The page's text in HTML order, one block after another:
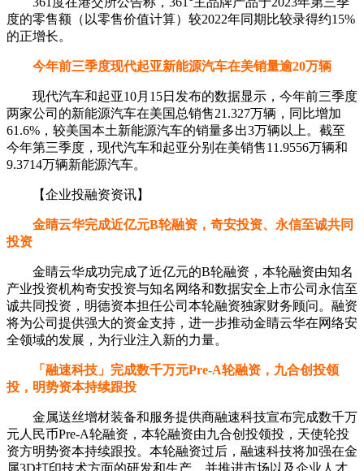
度的零售额（以零售价值计算）较2022年同期比较录得约15%
的正增长。
今年前三季度现代起亚新能源汽车在美销量逾20万辆
现代汽车和起亚10月15日发布的数据显示，今年前三季度
两家公司的新能源汽车在美国总销售21.327万辆，同比增加
61.6%，较美国本土新能源汽车的销量多出3万辆以上。截至
今年第三季度，现代汽车和起亚分别在美销售11.9556万辆和
9.3714万辆新能源汽车。
【企业投融资资讯】
金睛云华完成近亿元B轮融资，奇安投资、永信至诚共同
投资
金睛云华成功完成了近亿元的B轮融资，本轮融资由知名
产业投资机构奇安投资与知名网络和数据安全上市公司永信至
诚共同投资，明德资本担任公司本轮融资独家财务顾问。融资
将为公司提供强大的资金支持，进一步推动金睛云华在网络安
全领域的发展，为行业注入新的力量。
「融速科技」完成数千万元Pre-A轮融资，九合创投领
投，明势资本持续跟投
金属送丝增材装备和服务提供商融速科技宣布完成数千万
元人民币Pre-A轮融资，本轮融资由九合创投领投，天使轮投
资方明势资本持续跟投。本轮融资过后，融速科技将加强在金